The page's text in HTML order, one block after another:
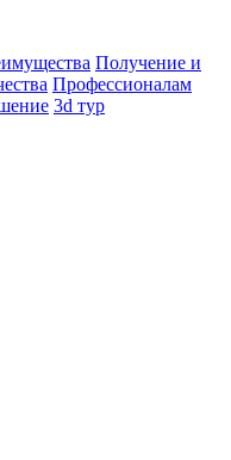
Получение и
Профессионалам
3d тур